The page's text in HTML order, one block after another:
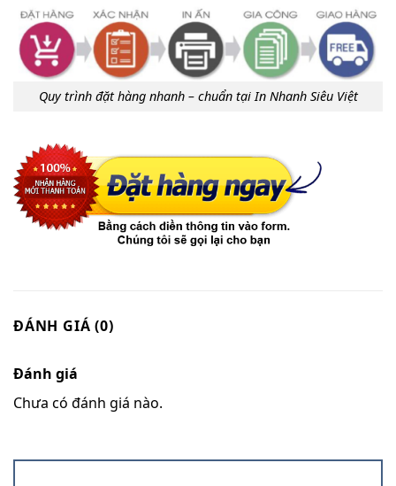
Quy trình đặt hàng nhanh – chuẩn tại In Nhanh Siêu Việt
ĐÁNH GIÁ (0)
Đánh giá
Chưa có đánh giá nào.